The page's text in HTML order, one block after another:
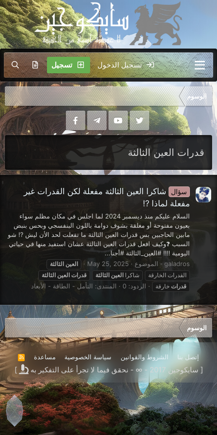
تسجيل الدخول تسجيل
الوسوم
قدرات العين الثالثة
سؤال
شاكرا العين الثالثة مفعلة لكن القدرات غير
مفعلة لماذا ⁉️
السلام عليكم منذ ديسمبر 2024 لما اجلس في مكان مظلم سواء
بعيون مفتوحة أو مغلقة بشوف دوامة باللون البنفسجي وبحس بنبض
مابين الحاجبين بس قدرات العين الثالثة ما تفعلت لحد الأن ليش ⁉️ شو
السبب ❓وكيف افعل قدرات العين الثالثة عشان استفيد منها في حياتي
اليومية ‼️‼️ #العين_الثالثة #أجنا...
galadros
الموضوع May 25, 2025 العين الثالثة
القدرات الخارقة
شاكرا العين الثالثة قدرات العين الثالثة
قدرات خارقة الردود: 0 المنتدى: التأمل - الطاقة - الأبعاد
الوسوم
إتصل بنا الشروط والقوانين سياسة الخصوصية مساعدة
R
S
[ سايكوجين 2017 - ∞ - نحقق فيما لا تجرأ على التفكير به ]